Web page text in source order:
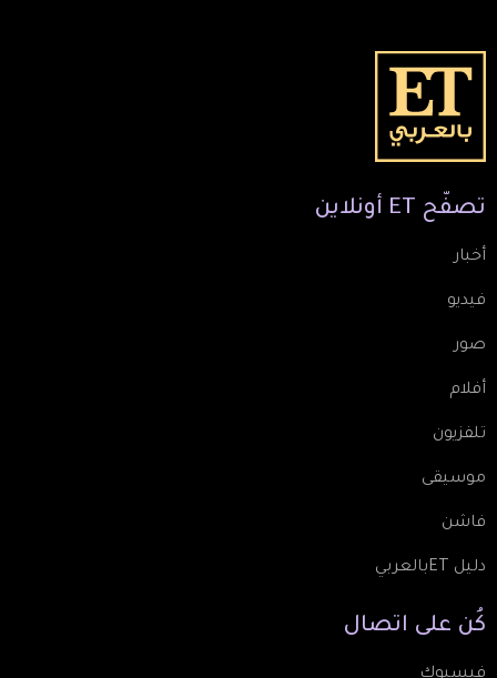
تصفّح ET أونلاين
أخبار
فيديو
صور
أفلام
تلفزيون
موسيقى
فاشن
دليل ETبالعربي
كُن على اتصال